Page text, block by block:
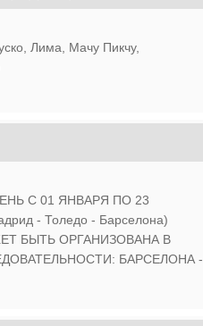
Лима, Мачу Пикчу,
С 01 ЯНВАРЯ ПО 23
- Толедо - Барселона)
БЫТЬ ОРГАНИЗОВАНА В
БАРСЕЛОНА -